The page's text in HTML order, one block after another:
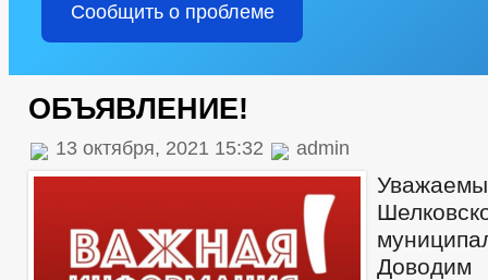
Сообщить о проблеме
ОБЪЯВЛЕНИЕ!
13 октября, 2021 15:32 admin